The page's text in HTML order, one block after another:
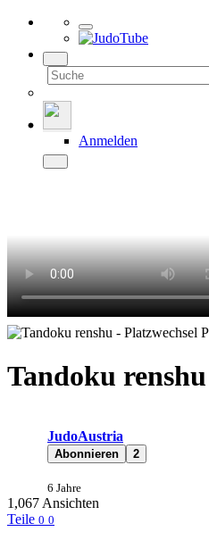
Anmelden
Tandoku
JudoAustria
Abonnieren 2
6 Jahre
1,067 Ansichten
Teile 0 0